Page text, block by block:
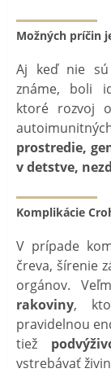
Možných príčin
Aj keď nie
známe, boli
ktoré rozvoj
prostredie,
v detstve,
Komplikácie
V prípade
čreva, šírenie
orgánov.
rakoviny,
pravidelnou
tiež
vstrebávať